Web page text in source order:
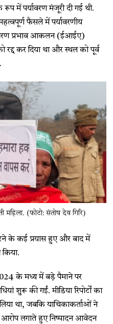
रूप में पर्यावरण मंजूरी दी गई थी.
फैसले में पर्यावरणीय
प्रभाव आकलन (ईआईए)
रद्द कर दिया था और स्थल को पूर्व
महिला. (फोटो: संतोष देव गिरि)
के कई प्रयास हुए और बाद में
के मध्य में बड़े पैमाने पर
शुरू की गईं. मीडिया रिपोर्टों का
था, जबकि याचिकाकर्ताओं ने
लगाते हुए निष्पादन आवेदन